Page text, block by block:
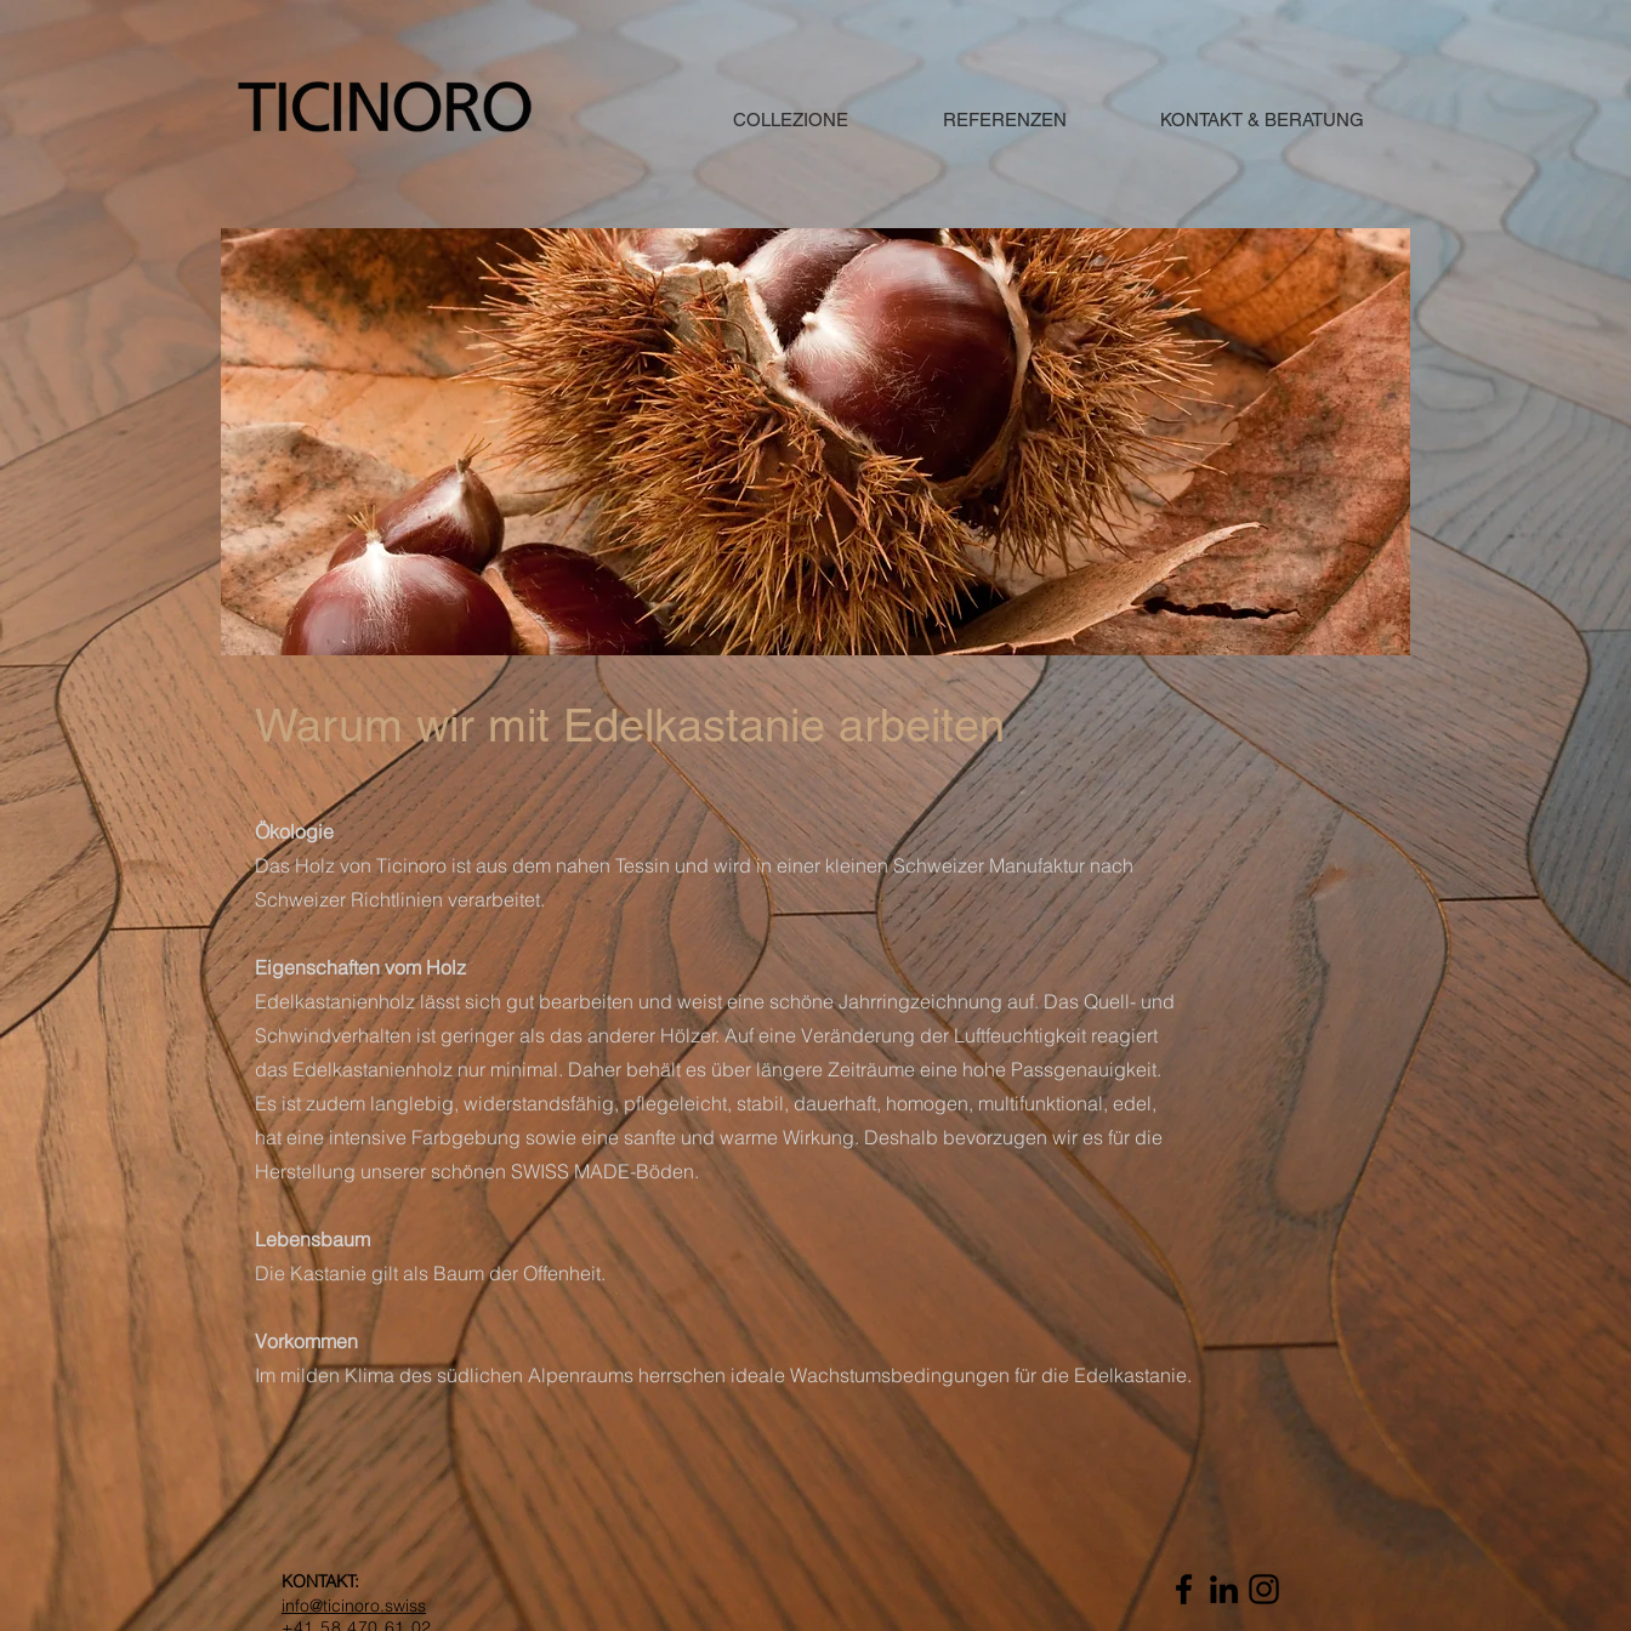
COLLEZIONE REFERENZEN KONTAKT & BERATUNG
Warum wir mit Edelkastanie arbeiten
Ökologie
Das Holz von Ticinoro ist aus dem nahen Tessin und wird in einer kleinen Schweizer Manufaktur nach
Schweizer Richtlinien verarbeitet.
Eigenschaften vom Holz
Edelkastanienholz lässt sich gut bearbeiten und weist eine schöne Jahrringzeichnung auf. Das Quell- und
Schwindverhalten ist geringer als das anderer Hölzer. Auf eine Veränderung der Luftfeuchtigkeit reagiert
das Edelkastanienholz nur minimal. Daher behält es über längere Zeiträume eine hohe Passgenauigkeit.
Es ist zudem langlebig, widerstandsfähig, pflegeleicht, stabil, dauerhaft, homogen, multifunktional, edel,
hat eine intensive Farbgebung sowie eine sanfte und warme Wirkung. Deshalb bevorzugen wir es für die
Herstellung unserer schönen SWISS MADE-Böden.
Lebensbaum
Die Kastanie gilt als Baum der Offenheit.
Vorkommen
Im milden Klima des südlichen Alpenraums herrschen ideale Wachstumsbedingungen für die Edelkastanie.
KONTAKT:
info@ticinoro.swiss